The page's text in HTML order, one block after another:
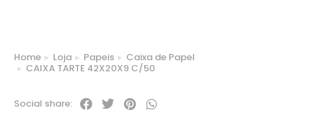
You are here:
Home Loja Papeis
Caixa de Papel
CAIXA TARTE 42X20X9 C/50
Social share: